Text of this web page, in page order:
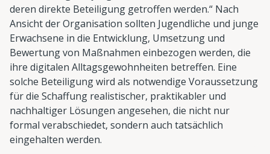
deren direkte Beteiligung getroffen werden.“ Nach
Ansicht der Organisation sollten Jugendliche und junge
Erwachsene in die Entwicklung, Umsetzung und
Bewertung von Maßnahmen einbezogen werden, die
ihre digitalen Alltagsgewohnheiten betreffen. Eine
solche Beteiligung wird als notwendige Voraussetzung
für die Schaffung realistischer, praktikabler und
nachhaltiger Lösungen angesehen, die nicht nur
formal verabschiedet, sondern auch tatsächlich
eingehalten werden.